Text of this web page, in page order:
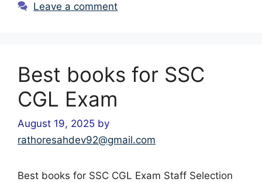
Leave a comment
Best books for SSC
CGL Exam
August 19, 2025 by
rathoresahdev92@gmail.com
Best books for SSC CGL Exam Staff Selection